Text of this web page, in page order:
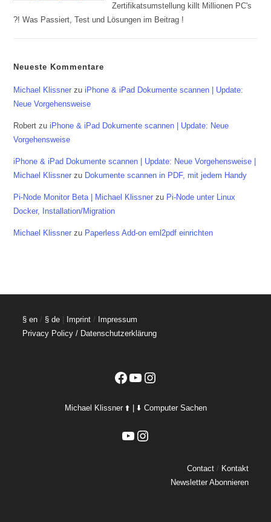
Zertifikatsumstellung killt Millionen PC's
?! Was Passiert, Test und Lösungen im Beitrag !
Neueste Kommentare
Michael Klissner zuiPhone & iPad Dokumente scannen | Update:
Neue Vorgehensweise
Robert zuiPhone & iPad Dokumente scannen | Update: Neue
Vorgehensweise
iPhone & iPad Dokumente scannen | Update: Neue Vorgehensweise |
Michael Klissner zu Dokumente scannen in PDF, mit jedem Handy
Pi-Node Monitor Beta | Michael Klissner zu Pi-Node unter Linux
Docker, Installation/Migration
Michael Klissner zu Paperless Add-on eml2pdf einrichten
§ en / § de Imprint / Impressum
Privacy Policy / Datenschutzerklärung
Facebook
YouTubeInstagram
Michael Klissner ⬆️ | ⬇️ Computer Sachen
YouTubeInstagram
Contact/ Kontakt
Newsletter Abonnieren